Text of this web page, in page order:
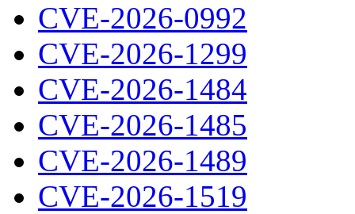
CVE-2026-0992
CVE-2026-1299
CVE-2026-1484
CVE-2026-1485
CVE-2026-1489
CVE-2026-1519